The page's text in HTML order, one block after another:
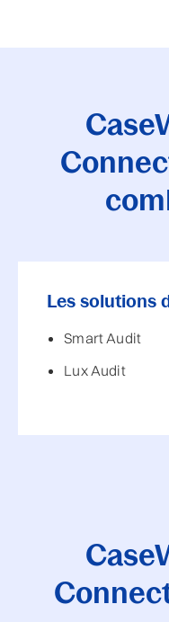
Les solutions
Smart Audit
Lux Audit